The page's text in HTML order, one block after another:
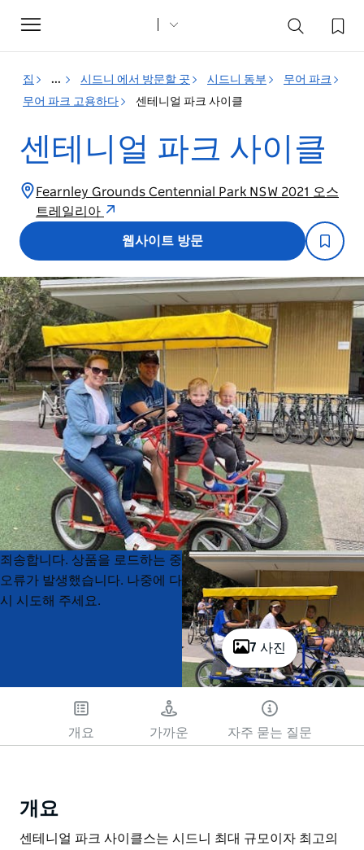
Toggle
navigation
집 ... 시드니 에서 방문할 곳 시드니 동부
무어 파크
무어 파크 고용하다
센테니얼 파크 사이클
센테니얼 파크 사이클
Fearnley Grounds Centennial Park NSW 2021 오스
트레일리아
웹사이트 방문
7 사진
Product
List
Product
List
죄송합니다. 상품을 로드하는 중
오류가 발생했습니다. 나중에 다
시 시도해 주세요.
개요 가까운 자주 묻는 질문
개요
센테니얼 파크 사이클스는 시드니 최대 규모이자 최고의